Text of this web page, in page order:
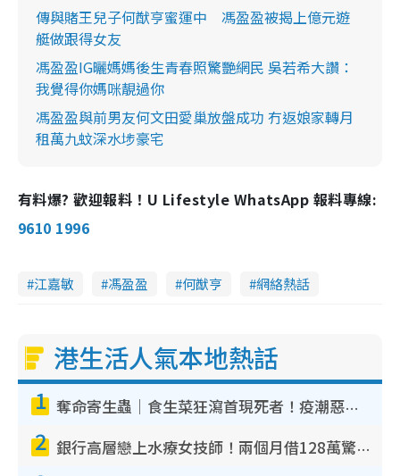
傳與賭王兒子何猷亨蜜運中 馮盈盈被揭上億元遊
艇做跟得女友
馮盈盈IG曬媽媽後生青春照驚艷網民 吳若希大讚：
我覺得你媽咪靚過你
馮盈盈與前男友何文田愛巢放盤成功 冇返娘家轉月
租萬九蚊深水埗豪宅
有料爆? 歡迎報料！U Lifestyle WhatsApp 報料專線:
9610 1996
江嘉敏 馮盈盈 何猷亨 網絡熱話
港生活人氣本地熱話
1 奪命寄生蟲｜食生菜狂瀉首現死者！疫潮惡化錄1.8萬宗病例 揭洗菜3大謬誤
2 銀行高層戀上水療女技師！兩個月借128萬驚覺「沉船」沉落火海 揭背後疑似邪教操控賣淫